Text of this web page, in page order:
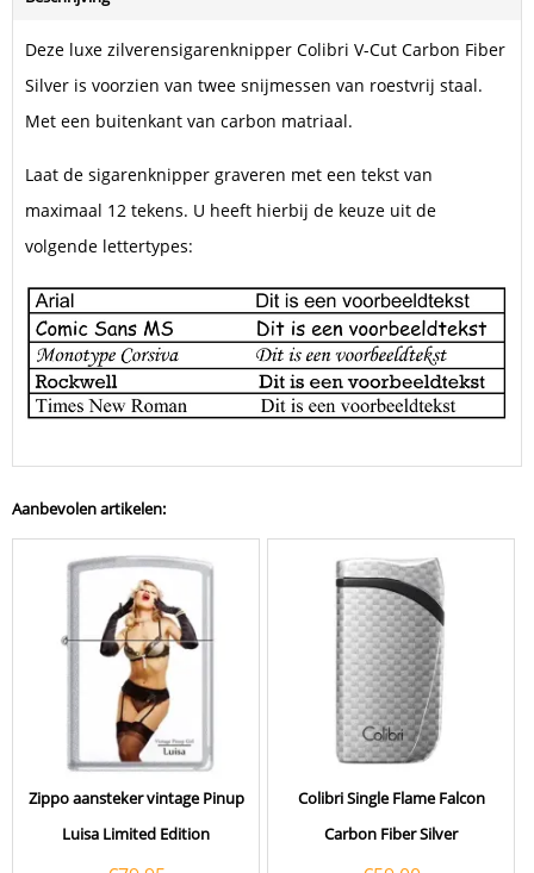
Deze luxe zilverensigarenknipper Colibri V-Cut Carbon Fiber
Silver is voorzien van twee snijmessen van roestvrij staal.
Met een buitenkant van carbon matriaal.
Laat de sigarenknipper graveren met een tekst van
maximaal 12 tekens. U heeft hierbij de keuze uit de
volgende lettertypes:
Aanbevolen artikelen:
Zippo aansteker vintage Pinup
Luisa Limited Edition
Colibri Single Flame Falcon
Carbon Fiber Silver